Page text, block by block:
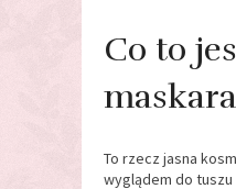
Co to
To rzecz jasna
wyglądem do tuszu